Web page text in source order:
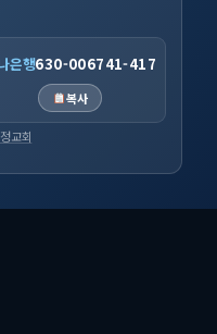
은행630-006741-417
복사
교회